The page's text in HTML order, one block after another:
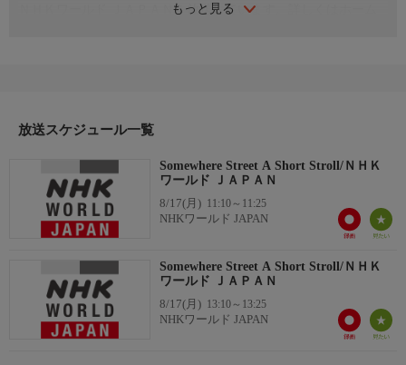
もっと見る
ＮＨＫワールド ＪＡＰＡＮを放送しています。詳しくはホーム
放送スケジュール一覧
Somewhere Street A Short Stroll/ＮＨＫ
ワールド ＪＡＰＡＮ
8/17(月) 11:10～11:25
NHKワールド JAPAN
Somewhere Street A Short Stroll/ＮＨＫ
ワールド ＪＡＰＡＮ
8/17(月) 13:10～13:25
NHKワールド JAPAN